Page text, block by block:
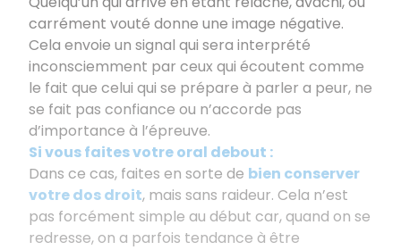
carrément vouté donne une image négative.
Cela envoie un signal qui sera interprété
inconsciemment par ceux qui écoutent comme
le fait que celui qui se prépare à parler a peur, ne
se fait pas confiance ou n’accorde pas
d’importance à l’épreuve.
Si vous faites votre oral debout :
Dans ce cas, faites en sorte de bien conserver
votre dos droit, mais sans raideur. Cela n’est
pas forcément simple au début car, quand on se
redresse, on a parfois tendance à être